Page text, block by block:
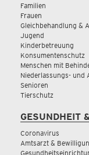
Familien
Frauen
Gleichbehandlung &
Jugend
Kinderbetreuung
Konsumentenschutz
Menschen mit
Niederlassungs- und
Senioren
Tierschutz
GESUNDHEIT
Coronavirus
Amtsarzt &